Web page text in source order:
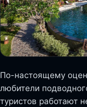
По-настоящему
любители
туристов работают